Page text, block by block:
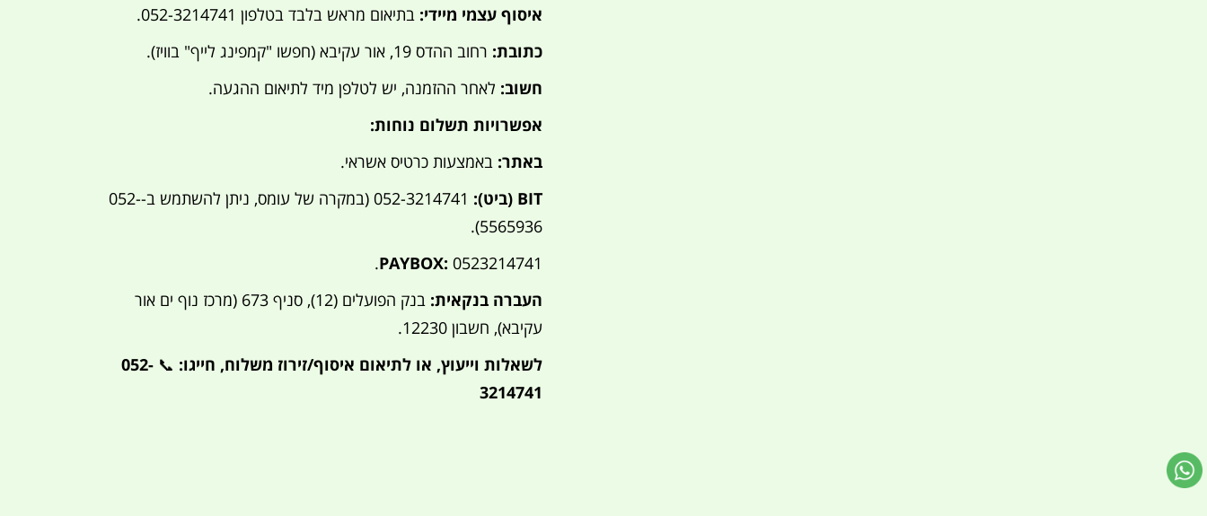
איסוף עצמי מיידי: בתיאום מראש בלבד בטלפון 052-3214741.
כתובת: רחוב ההדס 19, אור עקיבא (חפשו "קמפינג לייף" בוויז).
חשוב: לאחר ההזמנה, יש לטלפן מיד לתיאום ההגעה.
אפשרויות תשלום נוחות:
באתר: באמצעות כרטיס אשראי.
BIT (ביט):
052-3214741 (במקרה של עומס, ניתן להשתמש ב-052-
5565936).
PAYBOX: 0523214741.
העברה בנקאית:
בנק הפועלים (12), סניף 673 (מרכז נוף ים אור
עקיבא), חשבון 12230.
לשאלות וייעוץ, או לתיאום איסוף/זירוז משלוח, חייגו: 📞
052-
3214741